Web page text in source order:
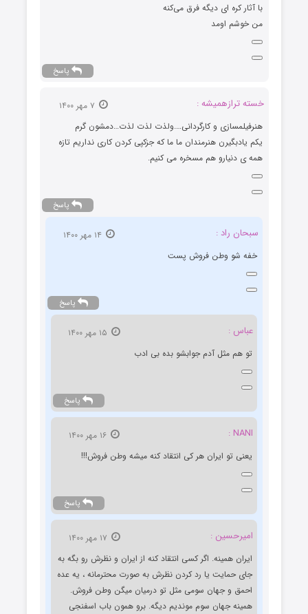
با آثار کره ای دیگه فرق می‌کنه
من خوشم اومد
پاسخ
خسته ترازهمیشه :
هنرفیلمسازی و کارگردانی….ولذت لذت لذت…دمشون گرم
یکم یادبگیرن هنرمندان ما ما که جزکپی کردن کاری نداریم تازه
همه ی دنیارو هم مسخره می کنیم.
پاسخ
سبحان راد :
خفه شو وطن فروش پست
پاسخ
عباس :
تو هم مثل آدم جوابشو بده بی ادب
پاسخ
NANI :
یعنی تو ایران هر کی انتقاد کنه میشه وطن فروش!!!
پاسخ
امیرحسین :
ایران همینه. اگر کسی انتقاد کنه از ایران و نظرش رو بگه به
جای حمایت یا رد کردن نظرش به صورت محترمانه ، یه عده
احمق و جهان سومی مثل تو درمیان میگن وطن فروش.
همینه جهان سوم موندیم دیگه. برو همون باب اسفنجی